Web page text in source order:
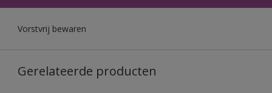
Vorstvrij bewaren
Gerelateerde producten